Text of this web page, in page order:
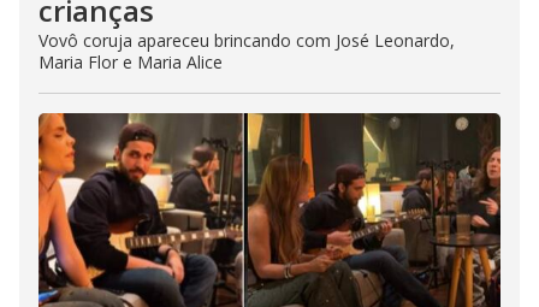
crianças
Vovô coruja apareceu brincando com José Leonardo,
Maria Flor e Maria Alice